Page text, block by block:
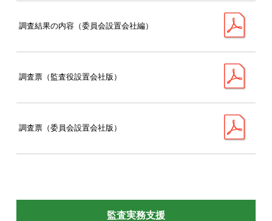
監査実務支援
調査結果の内容（委員会設置会社編）
調査票（監査役設置会社版）
調査票（委員会設置会社版）